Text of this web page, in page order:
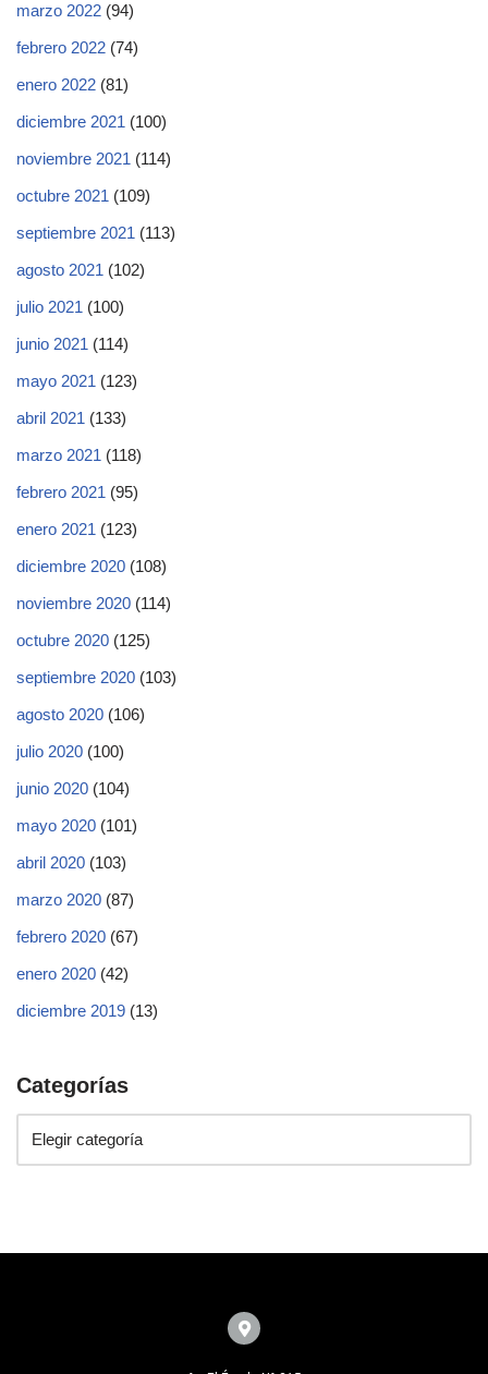
marzo 2022 (94)
febrero 2022 (74)
enero 2022 (81)
diciembre 2021 (100)
noviembre 2021 (114)
octubre 2021 (109)
septiembre 2021 (113)
agosto 2021 (102)
julio 2021 (100)
junio 2021 (114)
mayo 2021 (123)
abril 2021 (133)
marzo 2021 (118)
febrero 2021 (95)
enero 2021 (123)
diciembre 2020 (108)
noviembre 2020 (114)
octubre 2020 (125)
septiembre 2020 (103)
agosto 2020 (106)
julio 2020 (100)
junio 2020 (104)
mayo 2020 (101)
abril 2020 (103)
marzo 2020 (87)
febrero 2020 (67)
enero 2020 (42)
diciembre 2019 (13)
Categorías